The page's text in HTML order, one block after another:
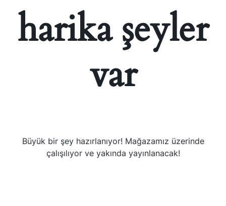
harika şeyler
var
Büyük bir şey hazırlanıyor! Mağazamız üzerinde
çalışılıyor ve yakında yayınlanacak!